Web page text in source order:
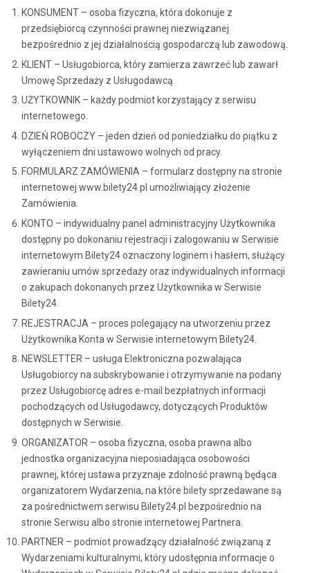
KONSUMENT – osoba fizyczna, która dokonuje z
przedsiębiorcą czynności prawnej niezwiązanej
bezpośrednio z jej działalnością gospodarczą lub zawodową.
KLIENT – Usługobiorca, który zamierza zawrzeć lub zawarł
Umowę Sprzedaży z Usługodawcą.
UŻYTKOWNIK – każdy podmiot korzystający z serwisu
internetowego.
DZIEŃ ROBOCZY – jeden dzień od poniedziałku do piątku z
wyłączeniem dni ustawowo wolnych od pracy.
FORMULARZ ZAMÓWIENIA – formularz dostępny na stronie
internetowej www.bilety24.pl umożliwiający złożenie
Zamówienia.
KONTO – indywidualny panel administracyjny Użytkownika
dostępny po dokonaniu rejestracji i zalogowaniu w Serwisie
internetowym Bilety24 oznaczony loginem i hasłem, służący
zawieraniu umów sprzedaży oraz indywidualnych informacji
o zakupach dokonanych przez Użytkownika w Serwisie
Bilety24.
REJESTRACJA – proces polegający na utworzeniu przez
Użytkownika Konta w Serwisie internetowym Bilety24.
NEWSLETTER – usługa Elektroniczna pozwalająca
Usługobiorcy na subskrybowanie i otrzymywanie na podany
przez Usługobiorcę adres e-mail bezpłatnych informacji
pochodzących od Usługodawcy, dotyczących Produktów
dostępnych w Serwisie.
ORGANIZATOR – osoba fizyczna, osoba prawna albo
jednostka organizacyjna nieposiadająca osobowości
prawnej, której ustawa przyznaje zdolność prawną będąca
organizatorem Wydarzenia, na które bilety sprzedawane są
za pośrednictwem serwisu Bilety24.pl bezpośrednio na
stronie Serwisu albo stronie internetowej Partnera.
PARTNER – podmiot prowadzący działalność związaną z
Wydarzeniami kulturalnymi, który udostępnia informacje o